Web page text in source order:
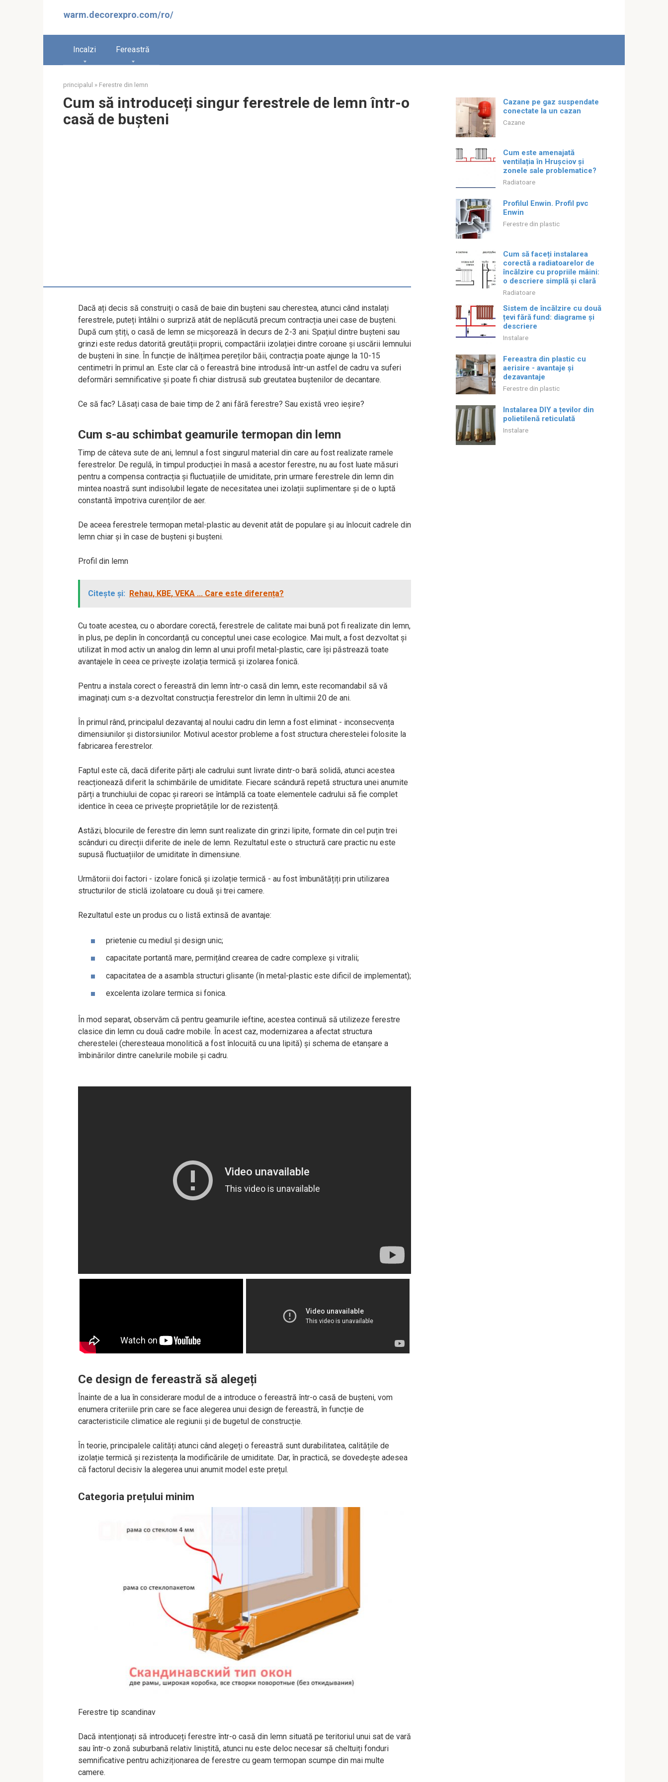
warm.decorexpro.com/ro/
Incalzi Fereastră
principalul » Ferestre din lemn
Cum să introduceți singur ferestrele de lemn într-o
casă de bușteni
Dacă ați decis să construiți o casă de baie din bușteni sau cherestea, atunci când instalați
ferestrele, puteți întâlni o surpriză atât de neplăcută precum contracția unei case de bușteni.
După cum știți, o casă de lemn se micșorează în decurs de 2-3 ani. Spațiul dintre bușteni sau
grinzi este redus datorită greutății proprii, compactării izolației dintre coroane și uscării lemnului
de bușteni în sine. În funcție de înălțimea pereților băii, contracția poate ajunge la 10-15
centimetri în primul an. Este clar că o fereastră bine introdusă într-un astfel de cadru va suferi
deformări semnificative și poate fi chiar distrusă sub greutatea buștenilor de decantare.
Ce să fac? Lăsați casa de baie timp de 2 ani fără ferestre? Sau există vreo ieșire?
Cum s-au schimbat geamurile termopan din lemn
Timp de câteva sute de ani, lemnul a fost singurul material din care au fost realizate ramele
ferestrelor. De regulă, în timpul producției în masă a acestor ferestre, nu au fost luate măsuri
pentru a compensa contracția și fluctuațiile de umiditate, prin urmare ferestrele din lemn din
mintea noastră sunt indisolubil legate de necesitatea unei izolații suplimentare și de o luptă
constantă împotriva curenților de aer.
De aceea ferestrele termopan metal-plastic au devenit atât de populare și au înlocuit cadrele din
lemn chiar și în case de bușteni și bușteni.
Profil din lemn
Citește și: Rehau, KBE, VEKA ... Care este diferența?
Cu toate acestea, cu o abordare corectă, ferestrele de calitate mai bună pot fi realizate din lemn,
în plus, pe deplin în concordanță cu conceptul unei case ecologice. Mai mult, a fost dezvoltat și
utilizat în mod activ un analog din lemn al unui profil metal-plastic, care își păstrează toate
avantajele în ceea ce privește izolația termică și izolarea fonică.
Pentru a instala corect o fereastră din lemn într-o casă din lemn, este recomandabil să vă
imaginați cum s-a dezvoltat construcția ferestrelor din lemn în ultimii 20 de ani.
În primul rând, principalul dezavantaj al noului cadru din lemn a fost eliminat - inconsecvența
dimensiunilor și distorsiunilor. Motivul acestor probleme a fost structura cherestelei folosite la
fabricarea ferestrelor.
Faptul este că, dacă diferite părți ale cadrului sunt livrate dintr-o bară solidă, atunci acestea
reacționează diferit la schimbările de umiditate. Fiecare scândură repetă structura unei anumite
părți a trunchiului de copac și rareori se întâmplă ca toate elementele cadrului să fie complet
identice în ceea ce privește proprietățile lor de rezistență.
Astăzi, blocurile de ferestre din lemn sunt realizate din grinzi lipite, formate din cel puțin trei
scânduri cu direcții diferite de inele de lemn. Rezultatul este o structură care practic nu este
supusă fluctuațiilor de umiditate în dimensiune.
Următorii doi factori - izolare fonică și izolație termică - au fost îmbunătățiți prin utilizarea
structurilor de sticlă izolatoare cu două și trei camere.
Rezultatul este un produs cu o listă extinsă de avantaje:
prietenie cu mediul și design unic;
capacitate portantă mare, permițând crearea de cadre complexe și vitralii;
capacitatea de a asambla structuri glisante (în metal-plastic este dificil de implementat);
excelenta izolare termica si fonica.
În mod separat, observăm că pentru geamurile ieftine, acestea continuă să utilizeze ferestre
clasice din lemn cu două cadre mobile. În acest caz, modernizarea a afectat structura
cherestelei (cheresteaua monolitică a fost înlocuită cu una lipită) și schema de etanșare a
îmbinărilor dintre canelurile mobile și cadru.
Ce design de fereastră să alegeți
Înainte de a lua în considerare modul de a introduce o fereastră într-o casă de bușteni, vom
enumera criteriile prin care se face alegerea unui design de fereastră, în funcție de
caracteristicile climatice ale regiunii și de bugetul de construcție.
În teorie, principalele calități atunci când alegeți o fereastră sunt durabilitatea, calitățile de
izolație termică și rezistența la modificările de umiditate. Dar, în practică, se dovedește adesea
că factorul decisiv la alegerea unui anumit model este prețul.
Categoria prețului minim
Ferestre tip scandinav
Dacă intenționați să introduceți ferestre într-o casă din lemn situată pe teritoriul unui sat de vară
sau într-o zonă suburbană relativ liniștită, atunci nu este deloc necesar să cheltuiți fonduri
semnificative pentru achiziționarea de ferestre cu geam termopan scumpe din mai multe
camere.
Cazane pe gaz suspendate
conectate la un cazan
Cazane
Cum este amenajată
ventilația în Hrușciov și
zonele sale problematice?
Radiatoare
Profilul Enwin. Profil pvc
Enwin
Ferestre din plastic
Cum să faceți instalarea
corectă a radiatoarelor de
încălzire cu propriile mâini:
o descriere simplă și clară
Radiatoare
Sistem de încălzire cu două
țevi fără fund: diagrame și
descriere
Instalare
Fereastra din plastic cu
aerisire - avantaje și
dezavantaje
Ferestre din plastic
Instalarea DIY a țevilor din
polietilenă reticulată
Instalare